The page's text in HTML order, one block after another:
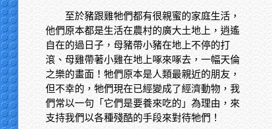
至於豬跟雞牠們都有很親蜜的家庭生活，
他們原本都是生活在農村的廣大土地上，逍遙
自在的過日子，母豬帶小豬在地上不停的打
滾、母雞帶著小雞在地上啄來啄去，一幅天倫
之樂的畫面！牠們原本是人類最親近的朋友，
但不幸的，牠們現在已經變成了經濟動物，我
們常以一句「它們是要養來吃的」為理由，來
支持我們以各種殘酷的手段來對待牠們！